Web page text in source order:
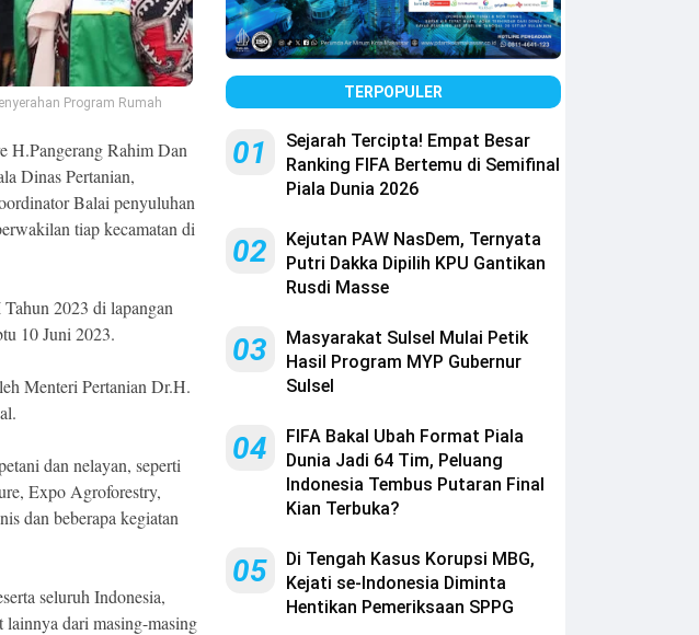
Program Rumah
H.Pangerang Rahim Dan
Dinas Pertanian,
Balai penyuluhan
tiap kecamatan di
2023 di lapangan
10 Juni 2023.
Menteri Pertanian Dr.H.
dan nelayan, seperti
Expo Agroforestry,
dan beberapa kegiatan
seluruh Indonesia,
lainnya dari masing-masing
TERPOPULER
01
Sejarah Tercipta! Empat Besar
Ranking FIFA Bertemu di Semifinal
Piala Dunia 2026
02
Kejutan PAW NasDem, Ternyata
Putri Dakka Dipilih KPU Gantikan
Rusdi Masse
03
Masyarakat Sulsel Mulai Petik
Hasil Program MYP Gubernur
Sulsel
04
FIFA Bakal Ubah Format Piala
Dunia Jadi 64 Tim, Peluang
Indonesia Tembus Putaran Final
Kian Terbuka?
05
Di Tengah Kasus Korupsi MBG,
Kejati se-Indonesia Diminta
Hentikan Pemeriksaan SPPG